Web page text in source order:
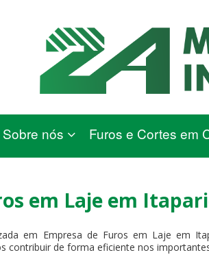
Sobre nós Furos e Cortes em
em Laje em
em Empresa de Furos em Laje em
contribuir de forma eficiente nos